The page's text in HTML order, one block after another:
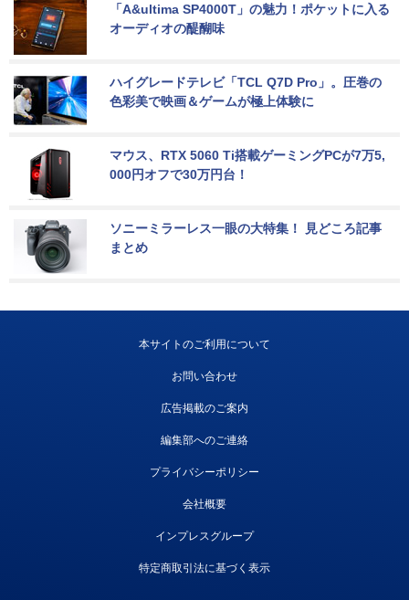
「A&ultima SP4000T」の魅力！ポケットに入る
オーディオの醍醐味
ハイグレードテレビ「TCL Q7D Pro」。圧巻の
色彩美で映画＆ゲームが極上体験に
マウス、RTX 5060 Ti搭載ゲーミングPCが7万5,
000円オフで30万円台！
ソニーミラーレス一眼の大特集！ 見どころ記事
まとめ
本サイトのご利用について
お問い合わせ
広告掲載のご案内
編集部へのご連絡
プライバシーポリシー
会社概要
インプレスグループ
特定商取引法に基づく表示